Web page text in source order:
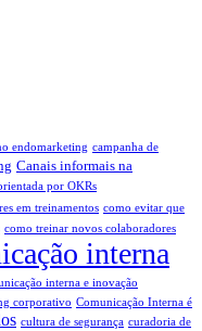
endomarketing campanha de
Canais informais na
por OKRs
em treinamentos como evitar que
como treinar novos colaboradores
interna
interna e inovação
corporativo Comunicação Interna é
cultura de segurança curadoria de